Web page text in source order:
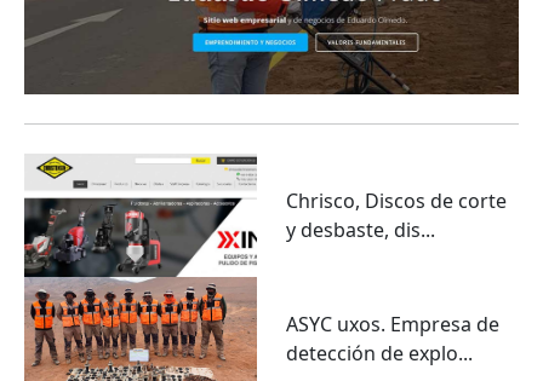
Chrisco, Discos de corte
y desbaste, dis...
ASYC uxos. Empresa de
detección de explo...